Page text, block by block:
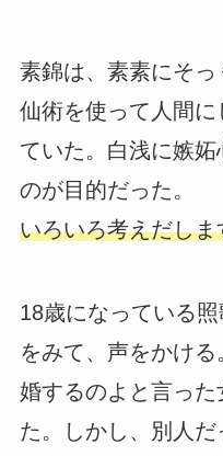
素錦は、素素にそっ
仙術を使って人間
ていた。白浅に嫉
のが目的だった。
いろいろ考えだしま
18歳になっている
をみて、声をかけ
婚するのよと言っ
た。しかし、別人